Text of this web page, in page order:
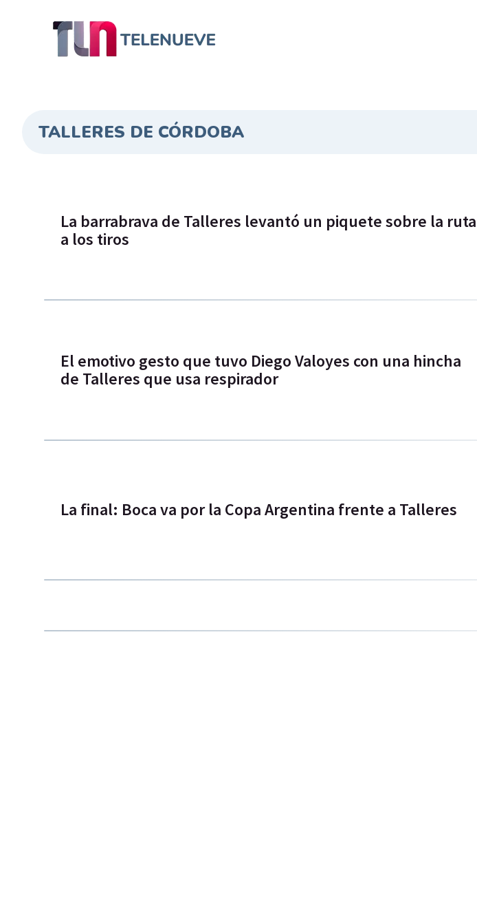
TALLERES DE CÓRDOBA
La barrabrava de Talleres levantó un piquete sobre la ruta
a los tiros
El emotivo gesto que tuvo Diego Valoyes con una hincha
de Talleres que usa respirador
La final: Boca va por la Copa Argentina frente a Talleres